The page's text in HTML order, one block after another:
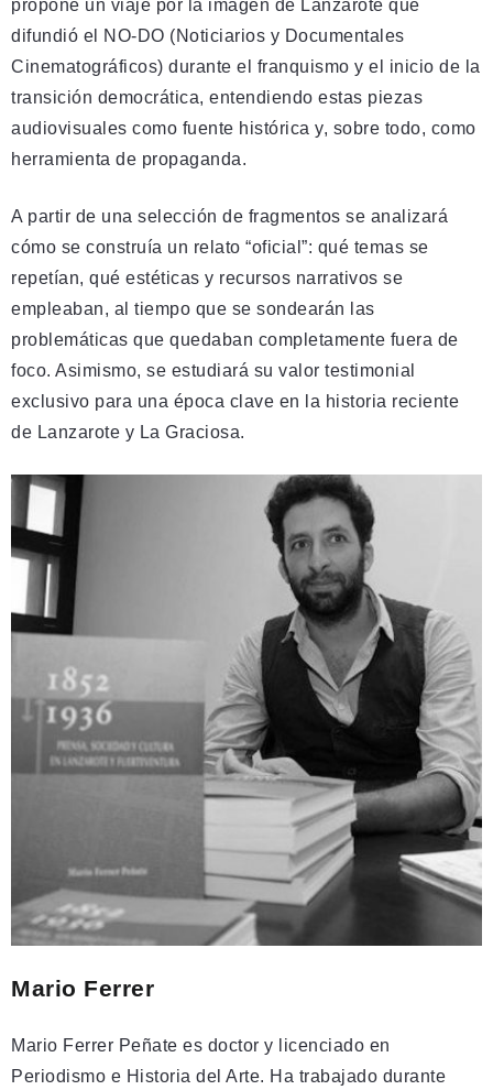
propone un viaje por la imagen de Lanzarote que
difundió el NO-DO (Noticiarios y Documentales
Cinematográficos) durante el franquismo y el inicio de la
transición democrática, entendiendo estas piezas
audiovisuales como fuente histórica y, sobre todo, como
herramienta de propaganda.
A partir de una selección de fragmentos se analizará
cómo se construía un relato “oficial”: qué temas se
repetían, qué estéticas y recursos narrativos se
empleaban, al tiempo que se sondearán las
problemáticas que quedaban completamente fuera de
foco. Asimismo, se estudiará su valor testimonial
exclusivo para una época clave en la historia reciente
de Lanzarote y La Graciosa.
Mario Ferrer
Mario Ferrer Peñate es doctor y licenciado en
Periodismo e Historia del Arte. Ha trabajado durante